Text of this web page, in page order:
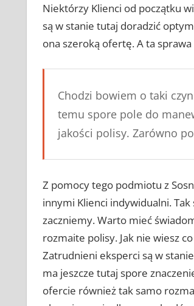
Niektórzy Klienci od początku
są w stanie tutaj doradzić
ona szeroką ofertę. A ta
Chodzi bowiem o taki
temu spore pole do
jakości polisy. Zarówno
Z pomocy tego podmiotu z
innymi Klienci indywidualni. Tak
zaczniemy. Warto mieć
rozmaite polisy. Jak nie wiesz
Zatrudnieni eksperci są w
ma jeszcze tutaj spore
ofercie również tak samo